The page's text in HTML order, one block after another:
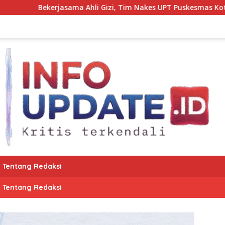
Ahli Gizi, Tim Nakes UPT Puskesmas Kota Bantaeng Pantau
Tentang Redaksi
Tentang Redaksi